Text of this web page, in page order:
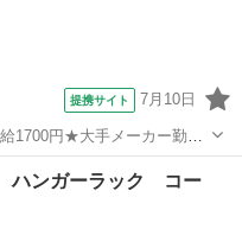
提携サイト 7月10日
1700円★大手メーカー勤
マイカー通勤OK＆工場敷地
気 ンガーラック コー